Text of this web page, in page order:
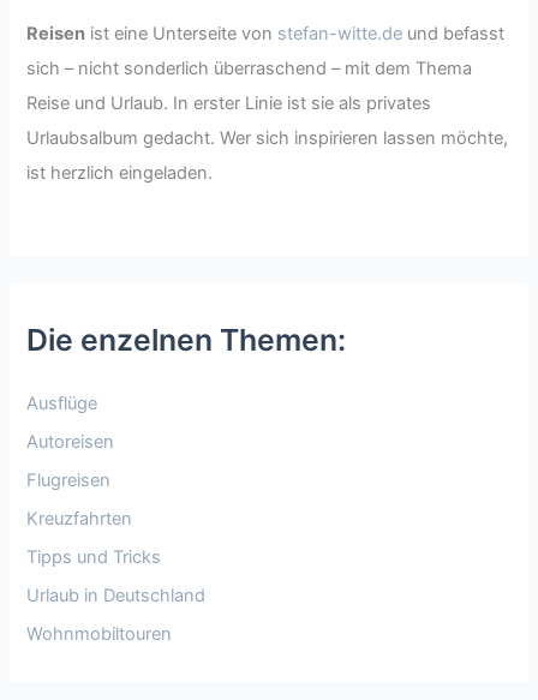
Reisen ist eine Unterseite von stefan-witte.de und befasst
sich – nicht sonderlich überraschend – mit dem Thema
Reise und Urlaub. In erster Linie ist sie als privates
Urlaubsalbum gedacht. Wer sich inspirieren lassen möchte,
ist herzlich eingeladen.
Die enzelnen Themen:
Ausflüge
Autoreisen
Flugreisen
Kreuzfahrten
Tipps und Tricks
Urlaub in Deutschland
Wohnmobiltouren